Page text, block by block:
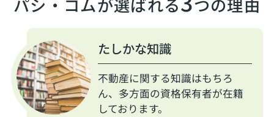
パシ・コムが選ばれる つの理由
たしかな知識
不動産に関する知識はもちろ
ん、多方面の資格保有者が在籍
しております。